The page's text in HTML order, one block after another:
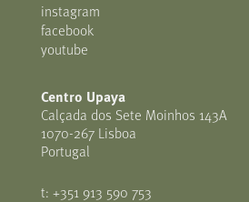
instagram
facebook
youtube
Centro Upaya
Calçada dos Sete Moinhos 143A
1070-267 Lisboa
Portugal
t: +351 913 590 753